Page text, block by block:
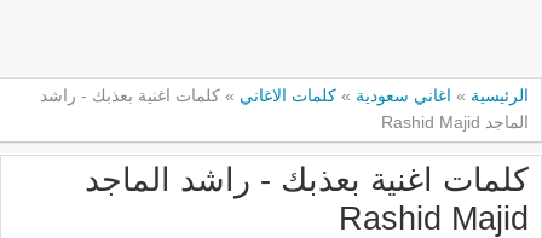
الرئيسية » اغاني سعودية » كلمات الاغاني » كلمات اغنية بعذبك - راشد
الماجد Rashid Majid
كلمات اغنية بعذبك - راشد الماجد
Rashid Majid